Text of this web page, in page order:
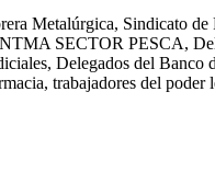
Metalúrgica, Sindicato
SECTOR PESCA,
Delegados del
trabajadores del